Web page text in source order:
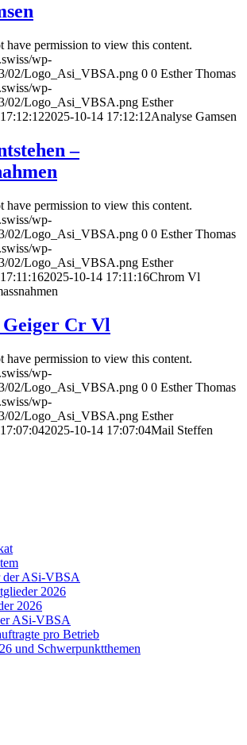
have permission to view this content.
wp-
02/Logo_Asi_VBSA.png 0 0 Esther Thomas
wp-
02/Logo_Asi_VBSA.png Esther
2025-10-14 17:12:12Analyse Gamsen
–
have permission to view this content.
wp-
02/Logo_Asi_VBSA.png 0 0 Esther Thomas
wp-
02/Logo_Asi_VBSA.png Esther
2025-10-14 17:11:16Chrom Vl
Cr Vl
have permission to view this content.
wp-
02/Logo_Asi_VBSA.png 0 0 Esther Thomas
wp-
02/Logo_Asi_VBSA.png Esther
2025-10-14 17:07:04Mail Steffen
der ASi-VBSA
2026
2026
ASi-VBSA
pro Betrieb
und Schwerpunktthemen